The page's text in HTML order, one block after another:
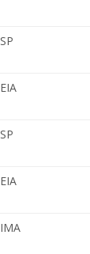
SP
EIA
SP
EIA
IMA